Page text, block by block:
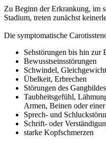
Zu Beginn der Erkrankung, im
Stadium, treten zunächst
Die symptomatische
Sehstörungen bis hin zur
Bewusstseinsstörungen
Schwindel,
Übelkeit, Erbrechen
Störungen des Gangbildes
Taubheitsgefühl,
Armen, Beinen oder
Sprech- und
Schrift- oder
starke Kopfschmerzen